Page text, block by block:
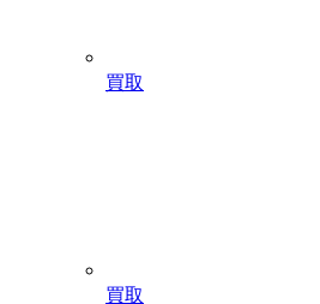
買取
買取